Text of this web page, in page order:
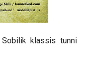
Sobilik klassis tunni